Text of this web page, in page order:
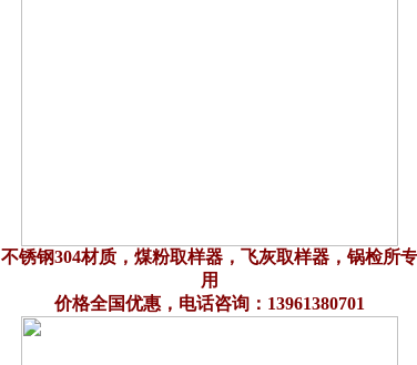
不锈钢304材质，煤粉取样器，飞灰取样器，锅检所专
用
价格全国优惠，电话咨询：13961380701